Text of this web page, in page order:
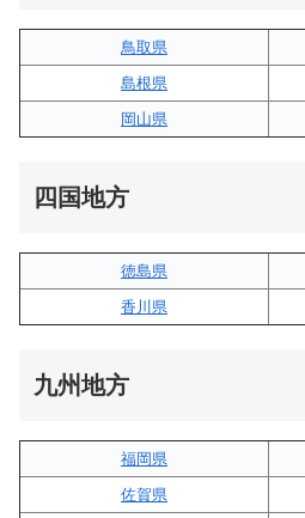
鳥取県
島根県
岡山県
四国地方
徳島県
香川県
九州地方
福岡県
佐賀県